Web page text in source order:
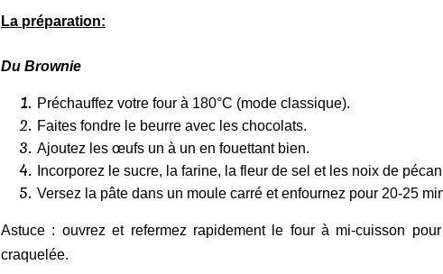
La préparation:
Du Brownie
Préchauffez votre four à 180°C (mode classique).
Faites fondre le beurre avec les chocolats.
Ajoutez les œufs un à un en fouettant bien.
Incorporez le sucre, la farine, la fleur de sel et les noix de
Versez la pâte dans un moule carré et enfournez pour 20-25
Astuce : ouvrez et refermez rapidement le four à mi-cuisson
craquelée.